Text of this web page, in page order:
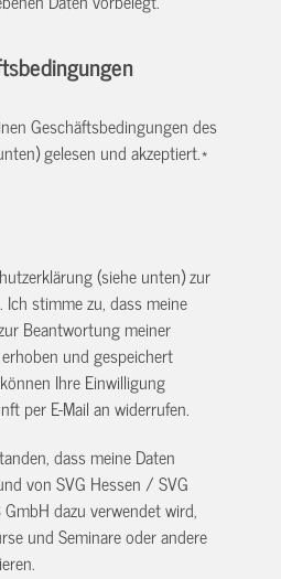
Geschäftsbedingungen des
gelesen und akzeptiert.*
(siehe unten) zur
stimme zu, dass meine
Beantwortung meiner
und gespeichert
Ihre Einwilligung
per E-Mail anwiderrufen.
dass meine Daten
von SVG Hessen / SVG
GmbH dazu verwendet wird,
und Seminare oder andere